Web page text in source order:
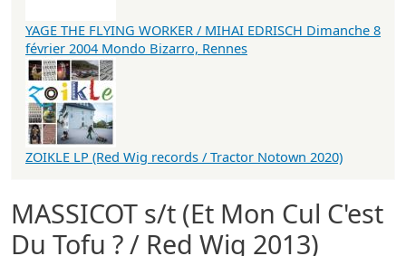
MASSICOT s/t (Et Mon Cul C'est
Du Tofu ? / Red Wig 2013)
YAGE THE FLYING WORKER / MIHAI EDRISCH Dimanche 8
février 2004 Mondo Bizarro, Rennes
ZOIKLE LP (Red Wig records / Tractor Notown 2020)